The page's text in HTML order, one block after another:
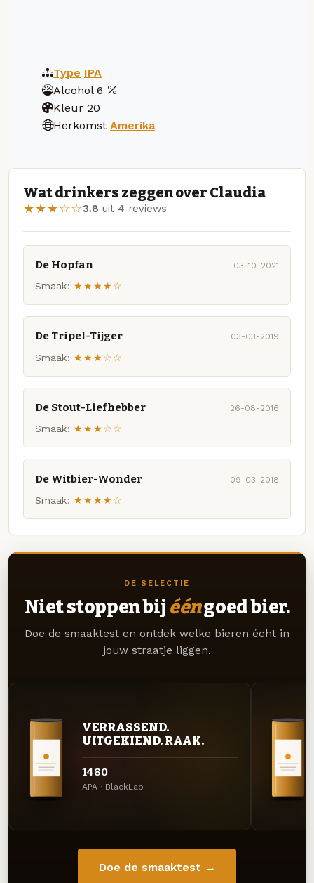
Type IPA
Alcohol 6
Kleur 20
Herkomst Amerika
Wat drinkers zeggen over Claudia
★★★☆☆3.8 uit 4 reviews
De Hopfan 03-10-2021
Smaak: ★★★★☆
De Tripel-Tijger 03-03-2019
Smaak: ★★★☆☆
De Stout-Liefhebber 26-08-2016
Smaak: ★★★☆☆
De Witbier-Wonder 09-03-2018
Smaak: ★★★★☆
DE SELECTIE
Niet stoppen bij ééngoed bier.
Doe de smaaktest en ontdek welke bieren écht in
jouw straatje liggen.
VERRASSEND.
UITGEKIEND. RAAK.
1480
APA · BlackLab
Doe de smaaktest →